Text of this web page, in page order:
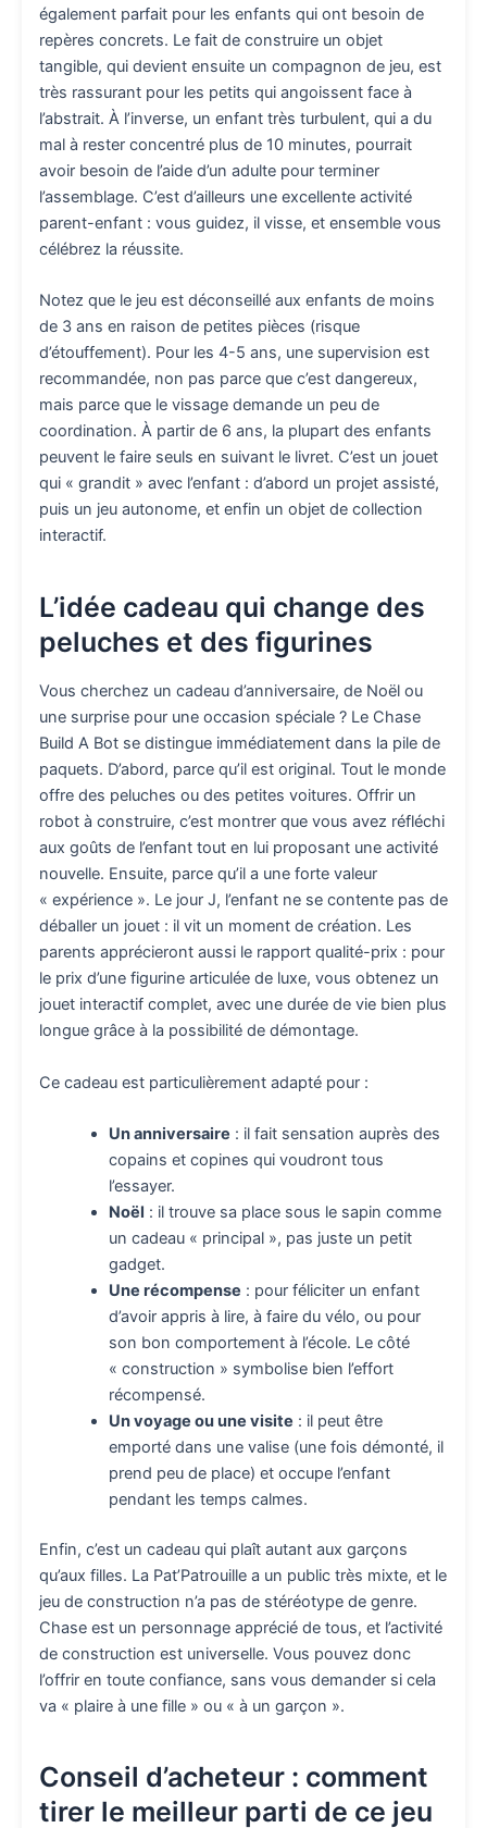
également parfait pour les enfants qui ont besoin de
repères concrets. Le fait de construire un objet
tangible, qui devient ensuite un compagnon de jeu, est
très rassurant pour les petits qui angoissent face à
l’abstrait. À l’inverse, un enfant très turbulent, qui a du
mal à rester concentré plus de 10 minutes, pourrait
avoir besoin de l’aide d’un adulte pour terminer
l’assemblage. C’est d’ailleurs une excellente activité
parent-enfant : vous guidez, il visse, et ensemble vous
célébrez la réussite.
Notez que le jeu est déconseillé aux enfants de moins
de 3 ans en raison de petites pièces (risque
d’étouffement). Pour les 4-5 ans, une supervision est
recommandée, non pas parce que c’est dangereux,
mais parce que le vissage demande un peu de
coordination. À partir de 6 ans, la plupart des enfants
peuvent le faire seuls en suivant le livret. C’est un jouet
qui « grandit » avec l’enfant : d’abord un projet assisté,
puis un jeu autonome, et enfin un objet de collection
interactif.
L’idée cadeau qui change des
peluches et des figurines
Vous cherchez un cadeau d’anniversaire, de Noël ou
une surprise pour une occasion spéciale ? Le Chase
Build A Bot se distingue immédiatement dans la pile de
paquets. D’abord, parce qu’il est original. Tout le monde
offre des peluches ou des petites voitures. Offrir un
robot à construire, c’est montrer que vous avez réfléchi
aux goûts de l’enfant tout en lui proposant une activité
nouvelle. Ensuite, parce qu’il a une forte valeur
« expérience ». Le jour J, l’enfant ne se contente pas de
déballer un jouet : il vit un moment de création. Les
parents apprécieront aussi le rapport qualité-prix : pour
le prix d’une figurine articulée de luxe, vous obtenez un
jouet interactif complet, avec une durée de vie bien plus
longue grâce à la possibilité de démontage.
Ce cadeau est particulièrement adapté pour :
Un anniversaire : il fait sensation auprès des
copains et copines qui voudront tous
l’essayer.
Noël : il trouve sa place sous le sapin comme
un cadeau « principal », pas juste un petit
gadget.
Une récompense : pour féliciter un enfant
d’avoir appris à lire, à faire du vélo, ou pour
son bon comportement à l’école. Le côté
« construction » symbolise bien l’effort
récompensé.
Un voyage ou une visite : il peut être
emporté dans une valise (une fois démonté, il
prend peu de place) et occupe l’enfant
pendant les temps calmes.
Enfin, c’est un cadeau qui plaît autant aux garçons
qu’aux filles. La Pat’Patrouille a un public très mixte, et le
jeu de construction n’a pas de stéréotype de genre.
Chase est un personnage apprécié de tous, et l’activité
de construction est universelle. Vous pouvez donc
l’offrir en toute confiance, sans vous demander si cela
va « plaire à une fille » ou « à un garçon ».
Conseil d’acheteur : comment
tirer le meilleur parti de ce jeu